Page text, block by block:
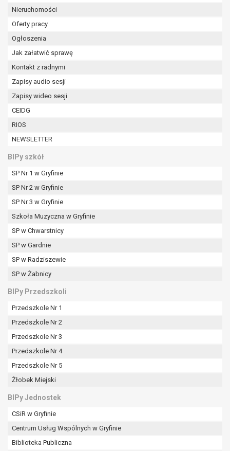
Nieruchomości
Oferty pracy
Ogłoszenia
Jak załatwić sprawę
Kontakt z radnymi
Zapisy audio sesji
Zapisy wideo sesji
CEIDG
RIOS
NEWSLETTER
BIPy szkół
SP Nr 1 w Gryfinie
SP Nr 2 w Gryfinie
SP Nr 3 w Gryfinie
Szkoła Muzyczna w Gryfinie
SP w Chwarstnicy
SP w Gardnie
SP w Radziszewie
SP w Żabnicy
BIPy Przedszkoli
Przedszkole Nr 1
Przedszkole Nr 2
Przedszkole Nr 3
Przedszkole Nr 4
Przedszkole Nr 5
Żłobek Miejski
BIPy Jednostek
CSiR w Gryfinie
Centrum Usług Wspólnych w Gryfinie
Biblioteka Publiczna